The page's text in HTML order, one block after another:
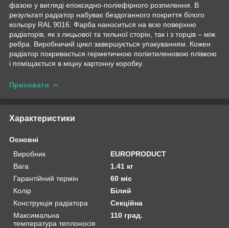
фазою у вигляді епоксидно-поліефірного розпилення. В
результаті радіатор набуває бездоганного покриття білого
кольору RAL 9016. Фарба наноситься на всю поверхню
радіаторів, як з лицьової та тильної сторін, так і з торців – між
ребра. Виробничий цикл завершується упакуванням. Кожен
радіатор покривається герметичною поліетиленовою плівкою
і поміщається в міцну картонну коробку.
Приховати
Характеристики
Основні
Виробник
EUROPRODUCT
Вага
1.41 кг
Гарантійний термін
60 міс
Колір
Білий
Конструкція радіатора
Секційна
Максимальна
температура теплоносія
110 град.